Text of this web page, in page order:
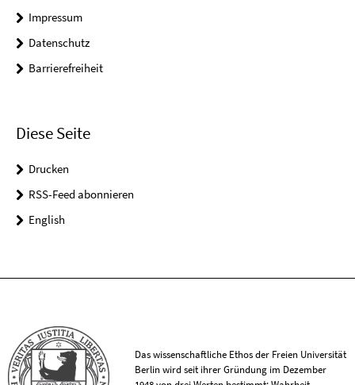
Impressum
Datenschutz
Barrierefreiheit
Diese Seite
Drucken
RSS-Feed abonnieren
English
Das wissenschaftliche Ethos der Freien Universität
Berlin wird seit ihrer Gründung im Dezember